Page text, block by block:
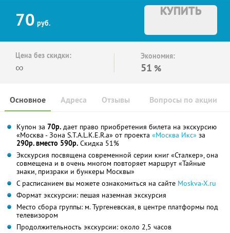
70 руб.
КУПИТЬ
Цена без скидки:
∞
Экономия:
51 %
Основное Отзывы Вопросы по акции
Адреса
Купон за 70р. дает право приобретения билета на экскурсию
«Москва - Зона S.T.A.L.K.E.R.а» от проекта «Москва Икс» за
290р. вместо 590р. Скидка 51%
Экскурсия посвящена современной серии книг «Сталкер», она
совмещена и в очень многом повторяет маршрут «Тайные
знаки, призраки и бункеры Москвы»
С расписанием вы можете ознакомиться на сайте Moskva-X.ru
Формат экскурсии: пешая наземная экскурсия
Место сбора группы: м. Тургеневская, в центре платформы под
телевизором
Продолжительность экскурсии: около 2,5 часов